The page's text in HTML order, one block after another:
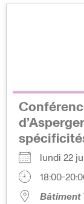
lundi 22
18:00-
Bâtiment